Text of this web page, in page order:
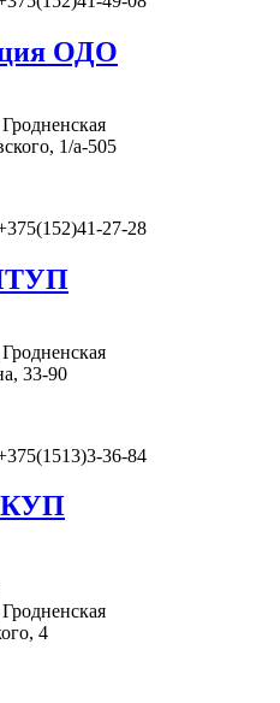
ОДО
1/а-505
27-28
33-90
36-84
КУП
4